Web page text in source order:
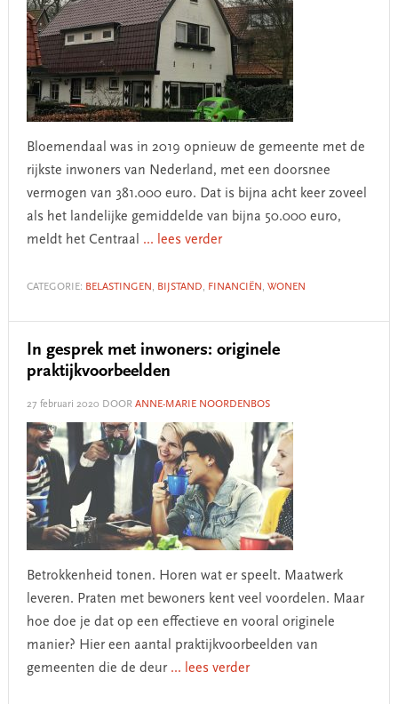
Bloemendaal was in 2019 opnieuw de gemeente met de
rijkste inwoners van Nederland, met een doorsnee
vermogen van 381.000 euro. Dat is bijna acht keer zoveel
als het landelijke gemiddelde van bijna 50.000 euro,
meldt het Centraal ... lees verder
CATEGORIE: BELASTINGEN , BIJSTAND, FINANCIËN , WONEN
In gesprek met inwoners: originele
praktijkvoorbeelden
27 februari 2020 DOOR ANNE-MARIE NOORDENBOS
Betrokkenheid tonen. Horen wat er speelt. Maatwerk
leveren. Praten met bewoners kent veel voordelen. Maar
hoe doe je dat op een effectieve en vooral originele
manier? Hier een aantal praktijkvoorbeelden van
gemeenten die de deur ... lees verder